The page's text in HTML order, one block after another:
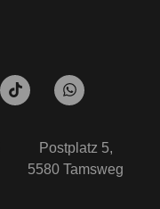
Postplatz 5,
5580 Tamsweg